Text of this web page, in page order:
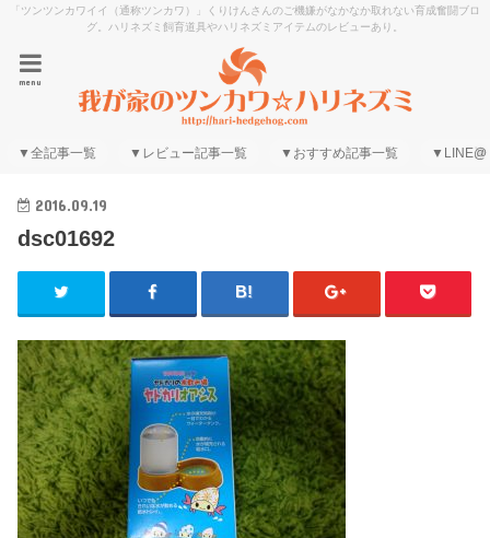
「ツンツンカワイイ（通称ツンカワ）」くりけんさんのご機嫌がなかなか取れない育成奮闘ブロ
グ。ハリネズミ飼育道具やハリネズミアイテムのレビューあり。
menu
▼全記事一覧 ▼レビュー記事一覧 ▼おすすめ記事一覧 ▼LINE@
2016.09.19
dsc01692